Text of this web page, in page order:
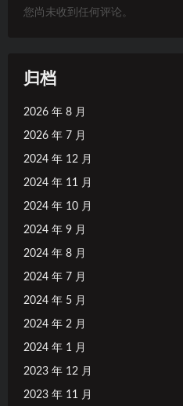
您尚未收到任何评论。
归档
2026 年 8 月
2026 年 7 月
2024 年 12 月
2024 年 11 月
2024 年 10 月
2024 年 9 月
2024 年 8 月
2024 年 7 月
2024 年 5 月
2024 年 2 月
2024 年 1 月
2023 年 12 月
2023 年 11 月